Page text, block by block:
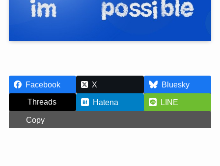
Facebook X
Bluesky
Threads
Hatena
LINE
Copy